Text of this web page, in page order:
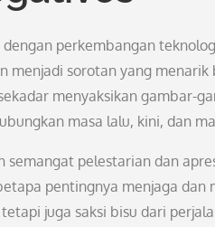
perkembangan
menjadi sorotan yang
menyaksikan gambar-
masa lalu, kini, dan
semangat pelestarian dan
pentingnya menjaga dan
juga saksi bisu dari